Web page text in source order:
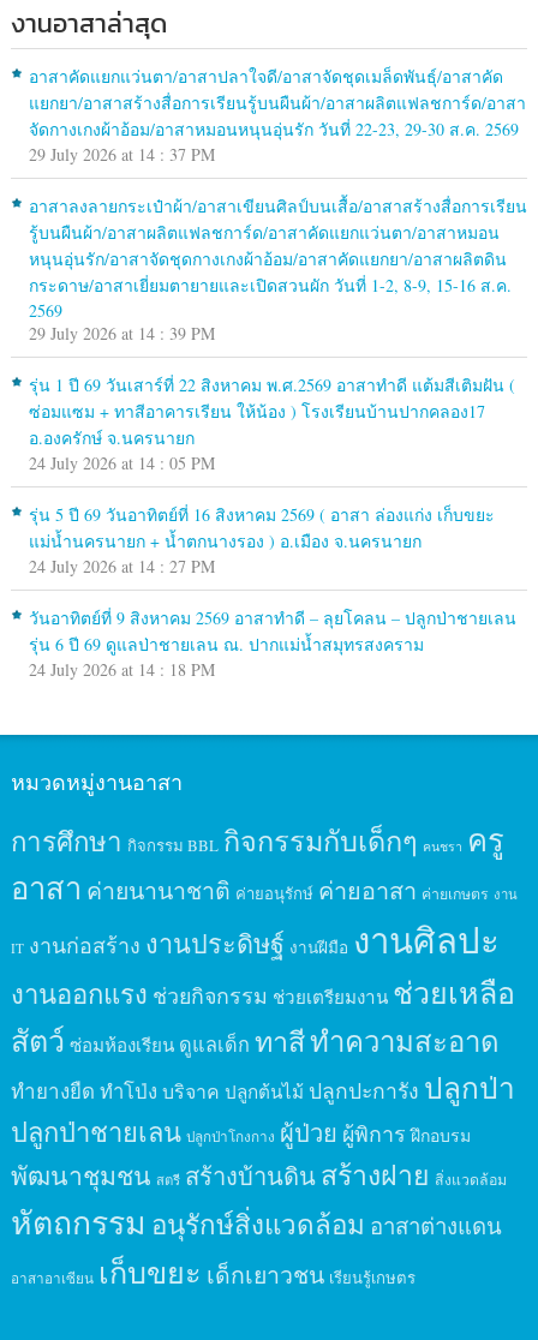
งานอาสาล่าสุด
อาสาคัดแยกแว่นตา/อาสาปลาใจดี/อาสาจัดชุดเมล็ดพันธุ์/อาสาคัด
แยกยา/อาสาสร้างสื่อการเรียนรู้บนผืนผ้า/อาสาผลิตแฟลชการ์ด/อาสา
จัดกางเกงผ้าอ้อม/อาสาหมอนหนุนอุ่นรัก วันที่ 22-23, 29-30 ส.ค. 2569
29 July 2026 at 14 : 37 PM
อาสาลงลายกระเป๋าผ้า/อาสาเขียนศิลป์บนเสื้อ/อาสาสร้างสื่อการเรียน
รู้บนผืนผ้า/อาสาผลิตแฟลชการ์ด/อาสาคัดแยกแว่นตา/อาสาหมอน
หนุนอุ่นรัก/อาสาจัดชุดกางเกงผ้าอ้อม/อาสาคัดแยกยา/อาสาผลิตดิน
กระดาษ/อาสาเยี่ยมตายายและเปิดสวนผัก วันที่ 1-2, 8-9, 15-16 ส.ค.
2569
29 July 2026 at 14 : 39 PM
รุ่น 1 ปี 69 วันเสาร์ที่ 22 สิงหาคม พ.ศ.2569 อาสาทำดี แต้มสีเติมฝัน (
ซ่อมแซม + ทาสีอาคารเรียน ให้น้อง ) โรงเรียนบ้านปากคลอง17
อ.องครักษ์ จ.นครนายก
24 July 2026 at 14 : 05 PM
รุ่น 5 ปี 69 วันอาทิตย์ที่ 16 สิงหาคม 2569 ( อาสา ล่องแก่ง เก็บขยะ
แม่น้ำนครนายก + น้ำตกนางรอง ) อ.เมือง จ.นครนายก
24 July 2026 at 14 : 27 PM
วันอาทิตย์ที่ 9 สิงหาคม 2569 อาสาทำดี – ลุยโคลน – ปลูกป่าชายเลน
รุ่น 6 ปี 69 ดูแลป่าชายเลน ณ. ปากแม่น้ำสมุทรสงคราม
24 July 2026 at 14 : 18 PM
หมวดหมู่งานอาสา
การศึกษา กิจกรรม BBL กิจกรรมกับเด็กๆ คนชรา ครู
อาสา ค่ายนานาชาติ ค่ายอนุรักษ์ ค่ายอาสา ค่ายเกษตร งาน
IT งานก่อสร้าง งานประดิษฐ์ งานฝีมือ งานศิลปะ
งานออกแรง ช่วยกิจกรรม ช่วยเตรียมงาน ช่วยเหลือ
สัตว์ ซ่อมห้องเรียน ดูแลเด็ก ทาสีทำความสะอาด
ทำยางยืด ทำโป่ง บริจาค ปลูกต้นไม้ ปลูกปะการัง ปลูกป่า
ปลูกป่าชายเลน ปลูกป่าโกงกาง ผู้ป่วย ผู้พิการ ฝึกอบรม
พัฒนาชุมชน สตรี สร้างบ้านดินสร้างฝาย สิ่งแวดล้อม
หัตถกรรม อนุรักษ์สิ่งแวดล้อม อาสาต่างแดน
อาสาอาเซียน เก็บขยะ เด็กเยาวชน เรียนรู้เกษตร